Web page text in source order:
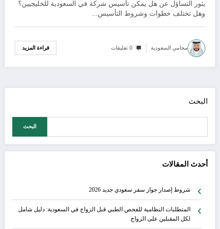
يثور التساؤل عن هل يمكن تأسيس شركة في السعودية للخليجيين؟
وهل تختلف خطوات وشروط التأسيس…
محامي السعودية 0 تعليقات قراءة المزيد
البحث
البحث
أحدث المقالات
شروط إصدار جواز سفر سعودي جديد 2026
المتطلبات النظامية للفحص الطبي قبل الزواج في السعودية: دليل شامل
لكل المقبلين على الزواج